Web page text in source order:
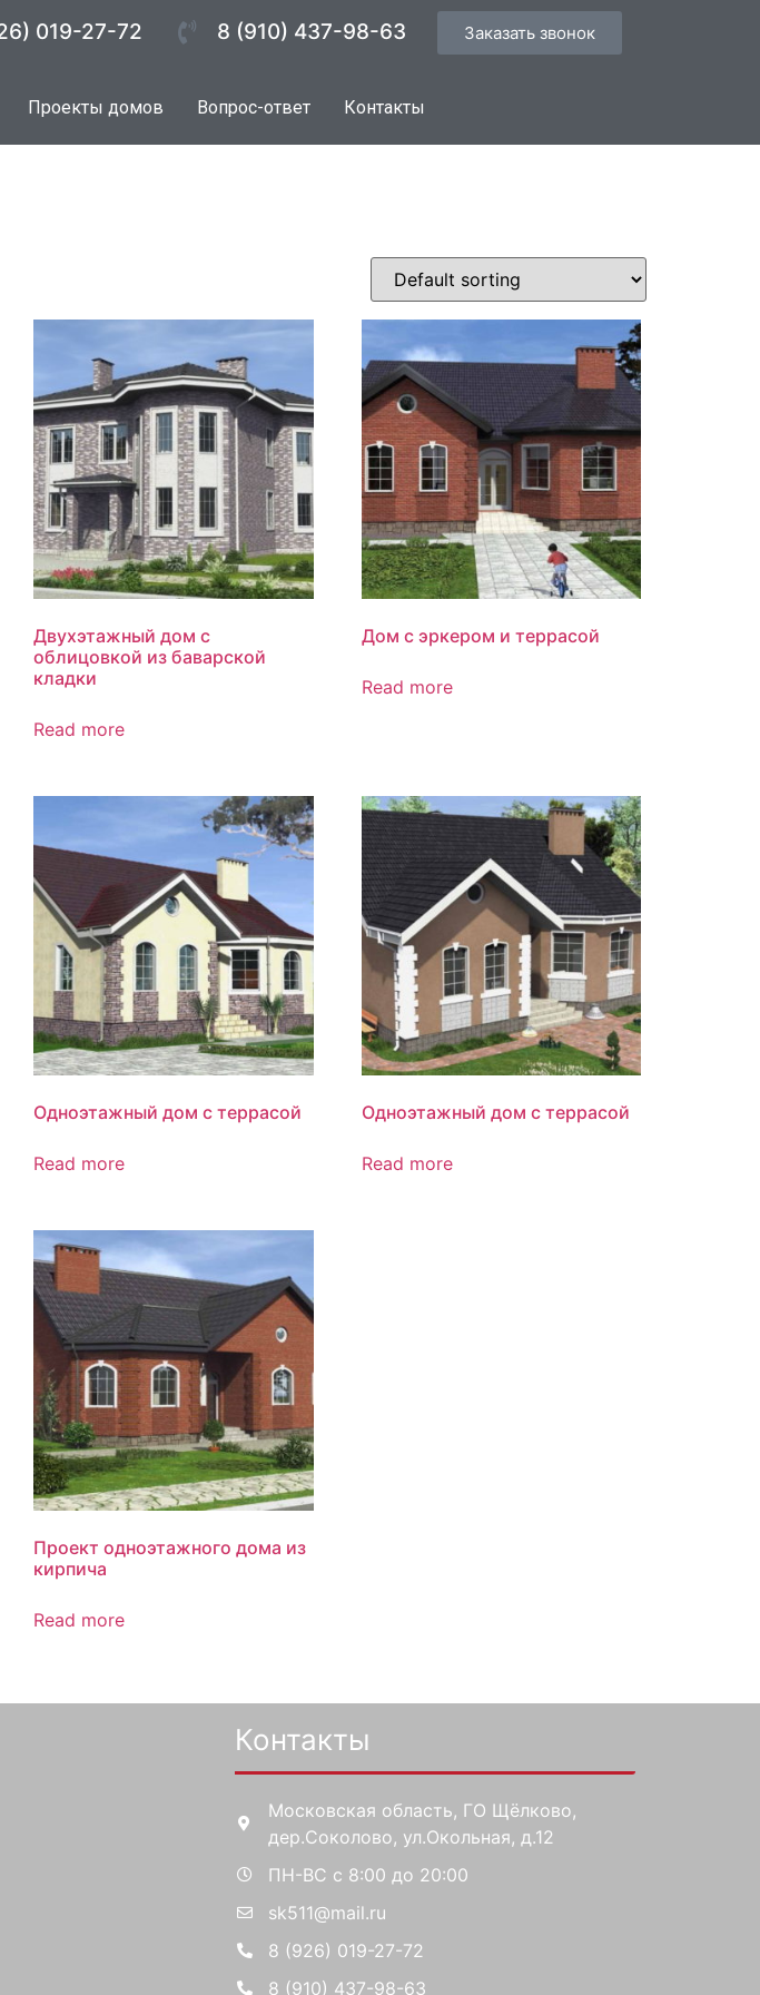
019-27-72 8 (910) 437-98-63 Заказать звонок
Проекты домов Вопрос-ответ Контакты
Двухэтажный дом с
облицовкой из баварской
кладки
Read more
Дом с эркером и террасой
Read more
Одноэтажный дом с террасой
Read more
Одноэтажный дом с террасой
Read more
Проект одноэтажного дома из
кирпича
Read more
Контакты
Московская область, ГО Щёлково,
дер.Соколово, ул.Окольная, д.12
ПН-ВС с 8:00 до 20:00
sk511@mail.ru
8 (926) 019-27-72
8 (910) 437-98-63